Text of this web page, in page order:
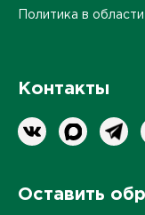
Политика в
Контакты
Оставить